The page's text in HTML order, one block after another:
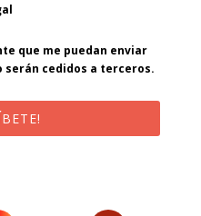
que me puedan enviar
serán cedidos a terceros.